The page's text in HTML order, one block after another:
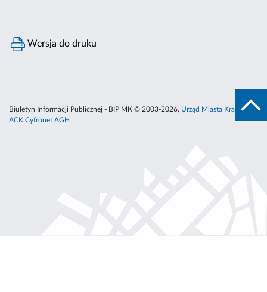
Wersja do druku
Biuletyn Informacji Publicznej - BIP MK © 2003-2026, Urząd Miasta Krakowa
ACK Cyfronet AGH